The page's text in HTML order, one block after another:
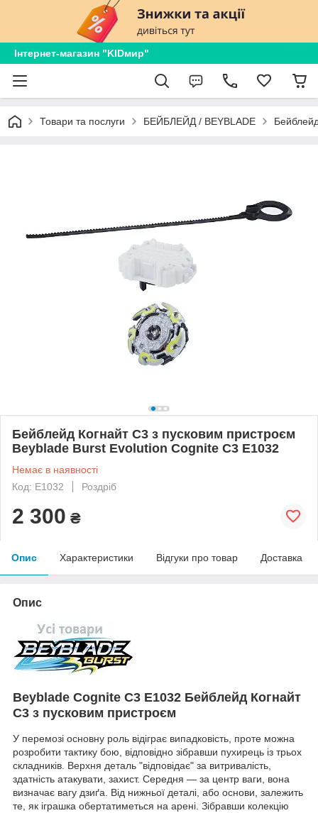
Інтернет-магазин "KIDмир"
Товари та послуги БЕЙБЛЕЙД / BEYBLADE
Бейблейд Когнайт C3 з пусковим пристроєм
Beyblade Burst Evolution Cognite C3 E1032
Немає в наявності
Код: E1032
Роздріб
2 300 ₴
Опис Характеристики Відгуки про товар Доставка
Опис
Beyblade Cognite C3 E1032 Бейблейд Когнайт
C3 з пусковим пристроєм
У перемозі основну роль відіграє випадковість, проте можна
розробити тактику бою, відповідно зібравши пухирець із трьох
складників. Верхня деталь "відповідає" за витривалість,
здатність атакувати, захист. Середня — за центр ваги, вона
визначає вагу дзиґа. Від нижньої деталі, або основи, залежить
те, як іграшка обертатиметься на арені. Зібравши колекцію